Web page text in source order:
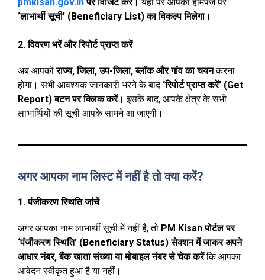
‘लाभार्थी सूची’ (Beneficiary List) का विकल्प मिलेगा।
2. विवरण भरें और रिपोर्ट प्राप्त करें
अब आपकोराज्य, जिला, उप-जिला, ब्लॉक और गांव का चयनकरना
होगा। सभी आवश्यक जानकारी भरने के बाद ‘रिपोर्ट प्राप्त करें’ (Get
Report) बटन पर क्लिक करें। इसके बाद, आपके क्षेत्र के सभी
लाभार्थियों की सूची आपके सामने आ जाएगी।
अगर आपका नाम लिस्ट में नहीं है तो क्या करें?
1. पंजीकरण स्थिति जांचें
अगर आपका नाम लाभार्थी सूची में नहीं है, तो PM Kisan पोर्टल पर
‘पंजीकरण स्थिति’ (Beneficiary Status) सेक्शन में जाकर अपने
आधार नंबर, बैंक खाता संख्या या मोबाइल नंबर से चेक करेंकि आपका
आवेदन स्वीकृत हुआ है या नहीं।